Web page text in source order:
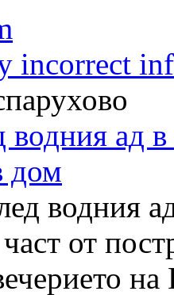
incorrect
водния ад в
дом
водния
от